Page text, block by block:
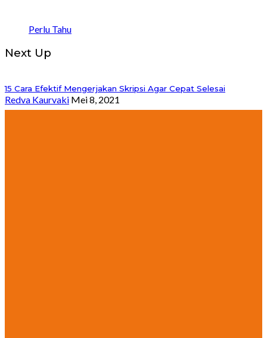
Perlu Tahu
Next Up
15 Cara Efektif Mengerjakan Skripsi Agar Cepat Selesai
Redva Kaurvaki Mei 8, 2021